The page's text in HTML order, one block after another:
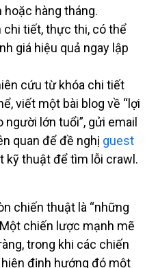
hoặc hàng tháng.
chi tiết, thực thi, có thể
giá hiệu quả ngay lập
cứu từ khóa chi tiết
viết một bài blog về “lợi
lớn tuổi”, gửi email
quan để đề nghị guest
kỹ thuật để tìm lỗi crawl.
chiến thuật là “những
chiến lược mạnh mẽ
trong khi các chiến
định hướng đó một